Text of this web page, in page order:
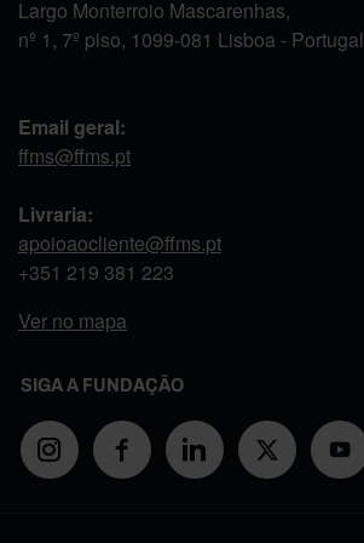
Largo Monterroio Mascarenhas,
nº 1, 7º piso, 1099-081 Lisboa - Portugal
Email geral:
ffms@ffms.pt
Livraria:
apoioaocliente@ffms.pt
+351 219 381 223
Ver no mapa
SIGA A FUNDAÇÃO